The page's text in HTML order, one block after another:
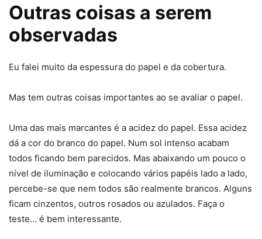
Outras coisas a serem
observadas
Eu falei muito da espessura do papel e da cobertura.
Mas tem outras coisas importantes ao se avaliar o papel.
Uma das mais marcantes é a acidez do papel. Essa acidez
dá a cor do branco do papel. Num sol intenso acabam
todos ficando bem parecidos. Mas abaixando um pouco o
nível de iluminação e colocando vários papéis lado a lado,
percebe-se que nem todos são realmente brancos. Alguns
ficam cinzentos, outros rosados ou azulados. Faça o
teste… é bem interessante.